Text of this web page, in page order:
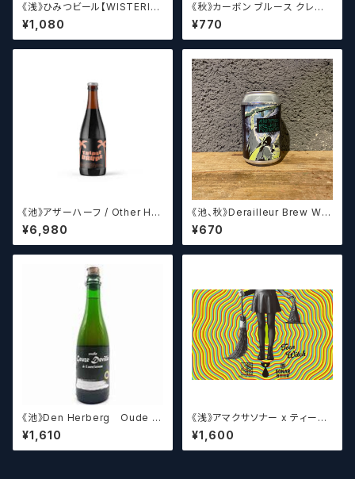
《浅》ひみつビール【WISTERIA】
／ ウィステリア
¥1,080
《秋》カーボン ブルース クレイ
ジーリッチルプリンズ Carbo
n Brews Crazy rich Lupulin
s【クラフトビール】
¥770
《池》アザーハーフ / Other Hal
f Brewing Triple Drupe【ク
ラフトビールシザーズ】
¥6,980
《池、秋》Derailleur Brew Wor
ks ANONYMOUS BREWH
OLIC FOUNDATION ディ
レイラブリューワークス
¥670
《池》Den Herberg Oude G
euze Deville a L'acienne
デンヘルベルグ
¥1,610
《浅》アマクサソナー x ティーン
エイジ x ウィッチクラフト / Am
akusa sonar x Teenage Br
ewing ×WITCH CRAFT Tee
¥1,600